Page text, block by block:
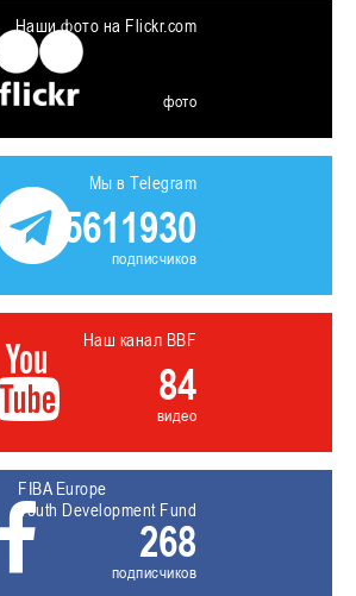
Наши фото на Flickr.com
фото
Мы в Telegram
5611930
подписчиков
Наш канал BBF
84
видео
FIBA Europe
Youth Development Fund
268
подписчиков